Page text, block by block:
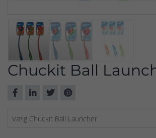
Chuckit Ball